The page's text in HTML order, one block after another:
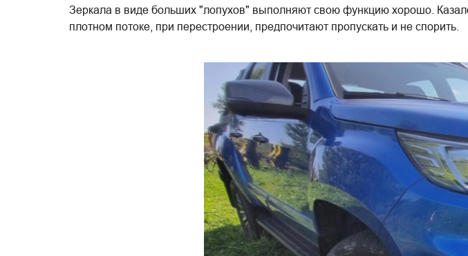
Зеркала в виде больших "лопухов" выполняют свою функцию хорошо.
плотном потоке, при перестроении, предпочитают пропускать и не спорить.